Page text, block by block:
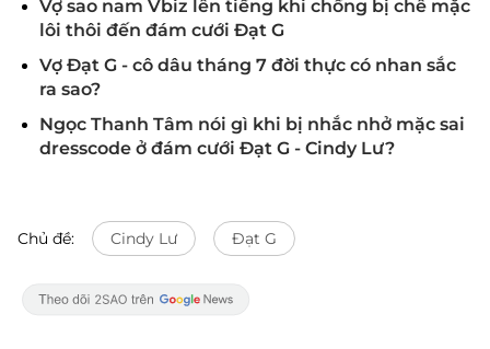
Vợ sao nam Vbiz lên tiếng khi chồng bị chê mặc
lôi thôi đến đám cưới Đạt G
Vợ Đạt G - cô dâu tháng 7 đời thực có nhan sắc
ra sao?
Ngọc Thanh Tâm nói gì khi bị nhắc nhở mặc sai
dresscode ở đám cưới Đạt G - Cindy Lư?
Chủ đề: Cindy Lư Đạt G